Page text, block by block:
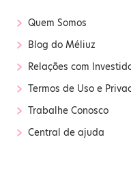
› Quem Somos
› Blog do Méliuz
› Relações com
› Termos de Uso e
› Trabalhe Conosco
› Central de ajuda